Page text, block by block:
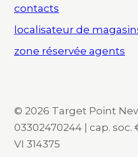
contacts
localisateur de
zone réservée agents
© 2026 Target Point New
03302470244 | cap. soc.
VI 314375